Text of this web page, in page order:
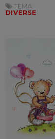
TEMA:
DIVERSE